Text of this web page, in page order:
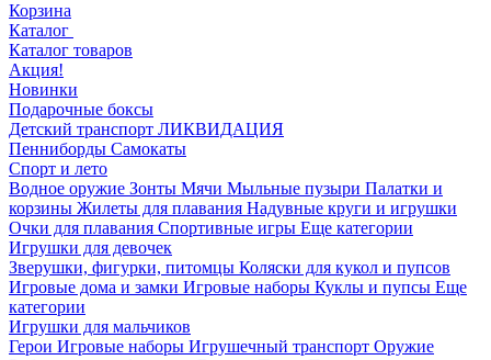
Корзина
Каталог
Каталог товаров
Акция!
Новинки
Подарочные боксы
Детский транспорт ЛИКВИДАЦИЯ
Пенниборды Самокаты
Спорт и лето
Водное оружие Зонты Мячи Мыльные пузыри Палатки и
корзины Жилеты для плавания Надувные круги и игрушки
Очки для плавания Спортивные игры Еще категории
Игрушки для девочек
Зверушки, фигурки, питомцы Коляски для кукол и пупсов
Игровые дома и замки Игровые наборы Куклы и пупсы Еще
категории
Игрушки для мальчиков
Герои Игровые наборы Игрушечный транспорт Оружие